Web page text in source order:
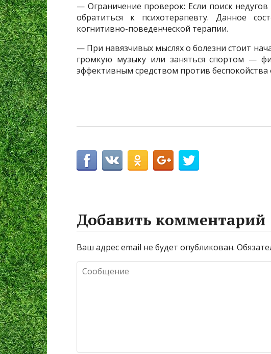
— Ограничение проверок: Если поиск
обратиться к психотерапевту. Данное
когнитивно-поведенческой терапии.
— При навязчивых мыслях о болезни стоит
громкую музыку или заняться спортом —
эффективным средством против беспокойства
Добавить комментарий
Ваш адрес email не будет опубликован.